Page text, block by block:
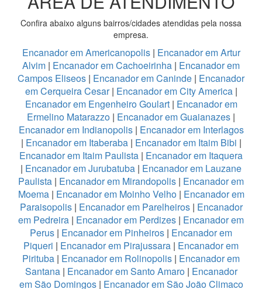
Confira abaixo alguns bairros/cidades atendidas pela nossa
empresa.
Encanador em Americanopolis | Encanador em Artur
Alvim | Encanador em Cachoeirinha | Encanador em
Campos Eliseos | Encanador em Caninde | Encanador
em Cerqueira Cesar| Encanador em City America |
Encanador em Engenheiro Goulart | Encanador em
Ermelino Matarazzo | Encanador em Guaianazes |
Encanador em Indianopolis| Encanador em Interlagos
| Encanador em Itaberaba| Encanador em Itaim Bibi |
Encanador em Itaim Paulista | Encanador em Itaquera
| Encanador em Jurubatuba | Encanador em Lauzane
Paulista | Encanador em Mirandopolis | Encanador em
Moema| Encanador em Moinho Velho | Encanador em
Paraisopolis| Encanador em Parelheiros| Encanador
em Pedreira | Encanador em Perdizes | Encanador em
Perus | Encanador em Pinheiros | Encanador em
Piqueri | Encanador em Pirajussara | Encanador em
Pirituba | Encanador em Rolinopolis | Encanador em
Santana| Encanador em Santo Amaro| Encanador
em São Domingos| Encanador em São João Climaco